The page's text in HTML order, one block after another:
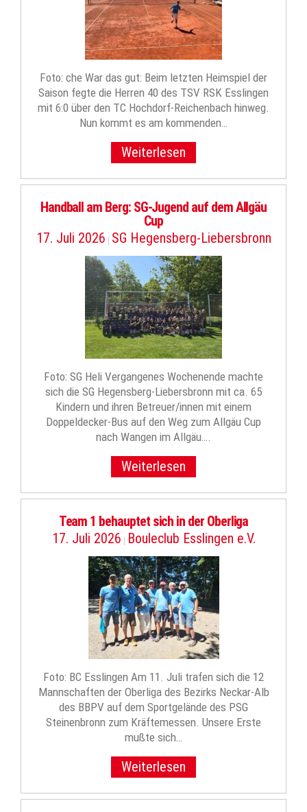
Foto: che War das gut: Beim letzten Heimspiel der
Saison fegte die Herren 40 des TSV RSK Esslingen
mit 6:0 über den TC Hochdorf-Reichenbach hinweg.
Nun kommt es am kommenden…
Weiterlesen
Handball am Berg: SG-Jugend auf dem Allgäu
Cup
17. Juli 2026 | SG Hegensberg-Liebersbronn
Foto: SG Heli Vergangenes Wochenende machte
sich die SG Hegensberg-Liebersbronn mit ca. 65
Kindern und ihren Betreuer/innen mit einem
Doppeldecker-Bus auf den Weg zum Allgäu Cup
nach Wangen im Allgäu….
Weiterlesen
Team 1 behauptet sich in der Oberliga
17. Juli 2026 | Bouleclub Esslingen e.V.
Foto: BC Esslingen Am 11. Juli trafen sich die 12
Mannschaften der Oberliga des Bezirks Neckar-Alb
des BBPV auf dem Sportgelände des PSG
Steinenbronn zum Kräftemessen. Unsere Erste
mußte sich…
Weiterlesen